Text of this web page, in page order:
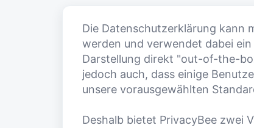
Die Datenschutzerklärung kann
werden und verwendet dabei
Darstellung direkt "out-of-the-
jedoch auch, dass einige
unsere vorausgewählten
Deshalb bietet PrivacyBee zwei